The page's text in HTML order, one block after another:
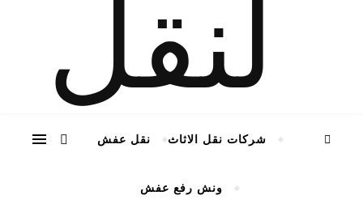
شركات نقل الاثاث نقل عفش
ونش رفع عفش